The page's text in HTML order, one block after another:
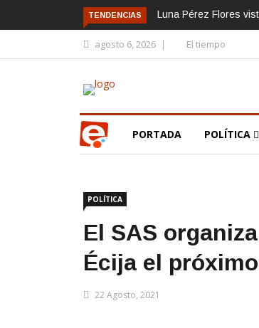
TENDENCIAS Luna Pérez Flores
agosto 6, 2026 El tiempo
PORTADA POLÍTICA
POLÍTICA
El SAS
Écija el
22 Agosto, 2021